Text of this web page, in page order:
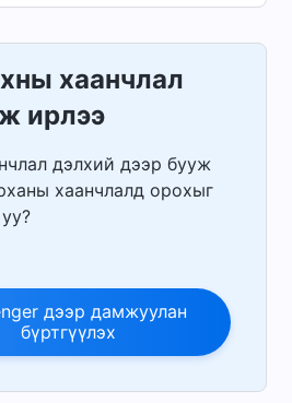
хаанчлал
ирлээ
дэлхий дээр бууж
хаанчлалд орохыг
дээр дамжуулан
бүртгүүлэх